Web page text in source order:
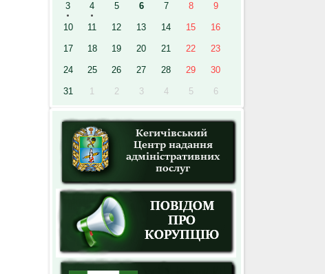
3 4 5 6 7 8 9
10 11 12 13 14 15 16
17 18 19 20 21 22 23
24 25 26 27 28 29 30
31 1 2 3 4 5 6